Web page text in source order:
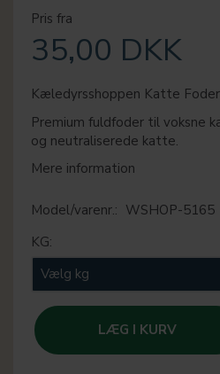
Pris fra
35,00 DKK
Kæledyrsshoppen Katte Foder
Premium fuldfoder til voksne
og neutraliserede katte.
Mere information
Model/varenr.: WSHOP-5165
KG:
LÆG I KURV